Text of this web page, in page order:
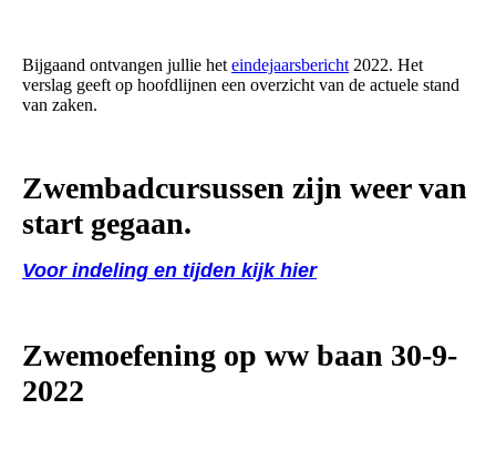
Bijgaand ontvangen jullie het eindejaarsbericht 2022. Het
verslag geeft op hoofdlijnen een overzicht van de actuele stand
van zaken.
Zwembadcursussen zijn weer van
start gegaan.
Voor indeling en tijden kijk hier
Zwemoefening op ww baan 30-9-
2022